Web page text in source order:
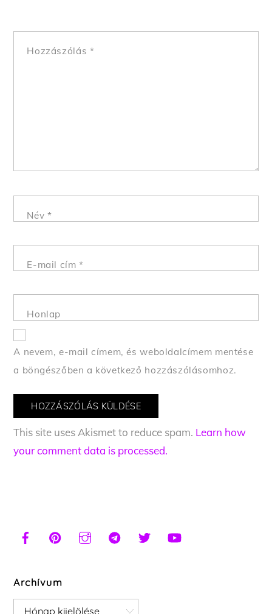
Hozzászólás *
Név *
E-mail cím*
Honlap
A nevem, e-mail címem, és weboldalcímem mentése
a böngészőben a következő hozzászólásomhoz.
This site uses Akismet to reduce spam. Learn how
your comment data is processed.
Archívum
Archívum